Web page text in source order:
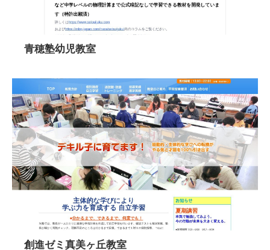
青穂塾幼児教室
創進ゼミ真美ヶ丘教室